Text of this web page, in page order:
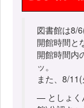
図書館は8/
開館時間と
開館時間内
ッ。
また、8/
— としょく